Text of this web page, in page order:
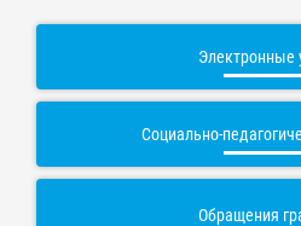
Электронные
Социально-
Обращения